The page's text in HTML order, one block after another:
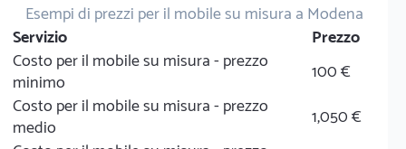
Esempi di prezzi per il mobile su misura a Modena
Servizio
Prezzo
Costo per il mobile su misura - prezzo
minimo
100 €
Costo per il mobile su misura - prezzo
medio
1,050 €